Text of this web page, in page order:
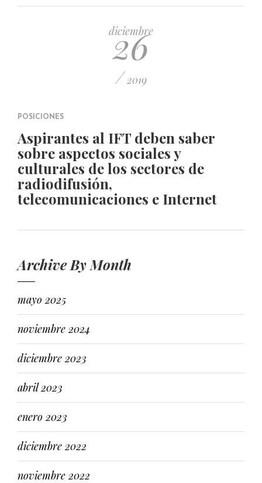
diciembre
26
/ 2019
POSICIONES
Aspirantes al IFT deben saber
sobre aspectos sociales y
culturales de los sectores de
radiodifusión,
telecomunicaciones e Internet
Archive By Month
mayo 2025
noviembre 2024
diciembre 2023
abril 2023
enero 2023
diciembre 2022
noviembre 2022